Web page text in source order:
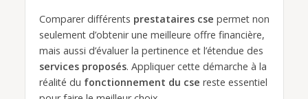
Comparer différents prestataires cse permet non
seulement d’obtenir une meilleure offre financière,
mais aussi d’évaluer la pertinence et l’étendue des
services proposés. Appliquer cette démarche à la
réalité du fonctionnement du cse reste essentiel